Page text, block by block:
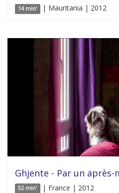
14 min' | Mauritania | 2012
Ghjente - Par un
52 min' | France | 2012